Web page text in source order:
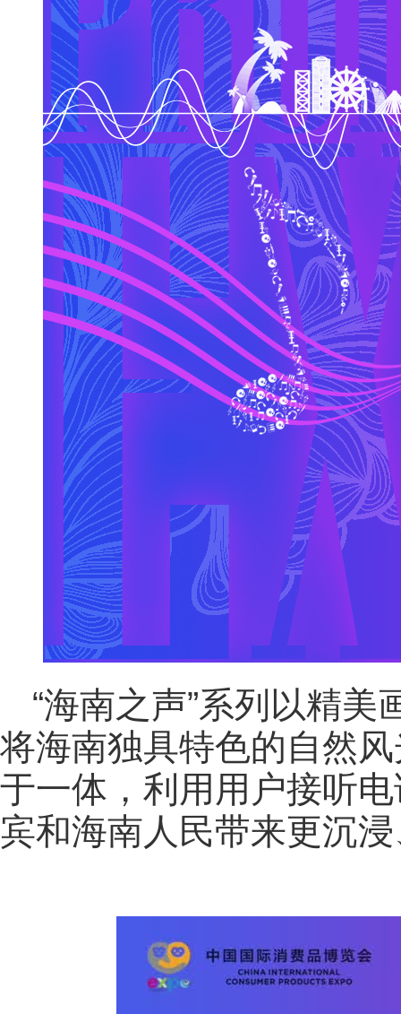
“海南之声”系列以精
将海南独具特色的自然
于一体，利用用户接听
宾和海南人民带来更沉